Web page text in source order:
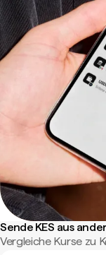
Sende KES aus
Vergleiche Kurse zu